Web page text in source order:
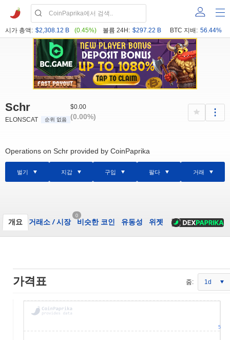
시가 총액: $2,308.12 B (0.45%) 볼륨 24H: $297.22 B BTC 지배: 56.44%
Schr
ELONSCAT 순위 없음
$0.00
(0.00%)
Operations on Schr provided by CoinPaprika
벌기 지갑 구입 팔다 거래
개요 거래소 /시장
0
비슷한 코인 유동성 위젯
가격표 줌: 1d
5